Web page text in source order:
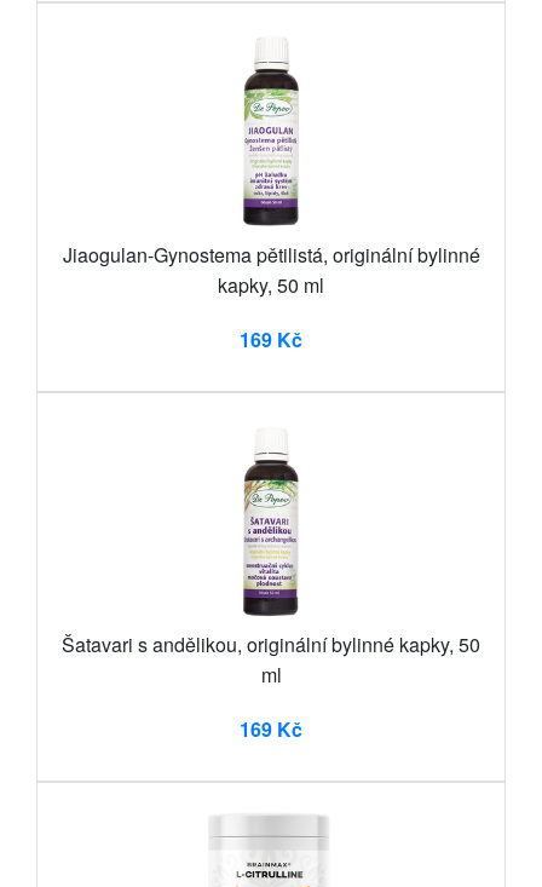
Jiaogulan-Gynostema pětilistá, originální bylinné
kapky, 50 ml
169 Kč
Šatavari s andělikou, originální bylinné kapky, 50
ml
169 Kč